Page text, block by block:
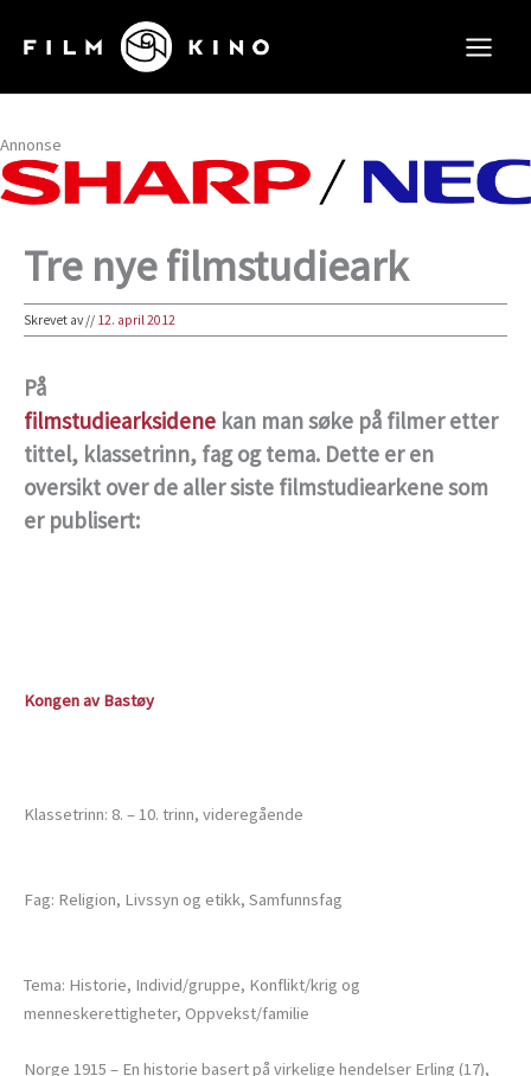
rett
innholdet
Annonse
Tre nye filmstudieark
Skrevet av// 12. april 2012
På
filmstudiearksidene kan man søke på filmer etter
tittel, klassetrinn, fag og tema. Dette er en
oversikt over de aller siste filmstudiearkene som
er publisert:
Kongen av Bastøy
Klassetrinn: 8. – 10. trinn, videregående
Fag: Religion, Livssyn og etikk, Samfunnsfag
Tema: Historie, Individ/gruppe, Konflikt/krig og
menneskerettigheter, Oppvekst/familie
Norge 1915 – En historie basert på virkelige hendelser Erling (17),